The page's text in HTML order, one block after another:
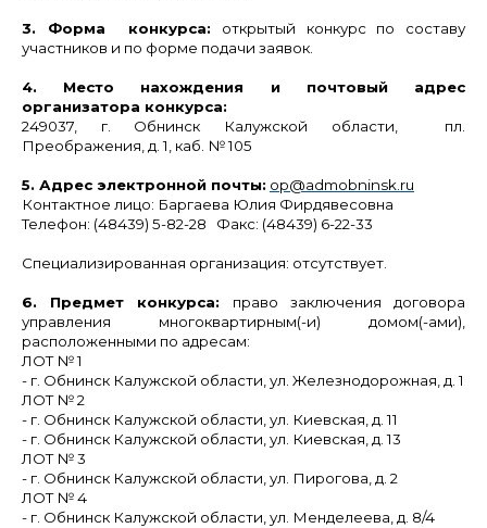
3. Форма конкурса:
открытый конкурс по составу
участников и по форме подачи заявок.
4. Место нахождения и почтовый адрес
организатора конкурса:
249037, г. Обнинск Калужской области, пл.
Преображения, д. 1, каб. № 105
5. Адрес электронной почты: ор@admobninsk.ru
Контактное лицо: Баргаева Юлия Фирдявесовна
Телефон: (48439) 5-82-28 Факс: (48439) 6-22-33
Специализированная организация: отсутствует.
6. Предмет конкурса:
право заключения договора
управления многоквартирным(-и) домом(-ами),
расположенными по адресам:
ЛОТ № 1
- г. Обнинск Калужской области, ул. Железнодорожная, д. 1
ЛОТ № 2
- г. Обнинск Калужской области, ул. Киевская, д. 11
- г. Обнинск Калужской области, ул. Киевская, д. 13
ЛОТ № 3
- г. Обнинск Калужской области, ул. Пирогова, д. 2
ЛОТ № 4
- г. Обнинск Калужской области, ул. Менделеева, д. 8/4